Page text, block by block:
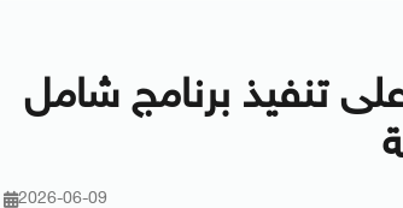
تنفيذ برنامج شامل
2026-06-09